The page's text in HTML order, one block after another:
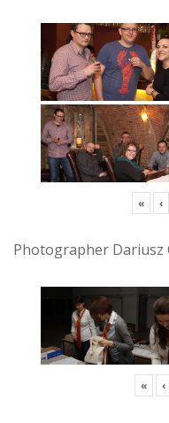
« ‹
Photographer Dariusz
« ‹